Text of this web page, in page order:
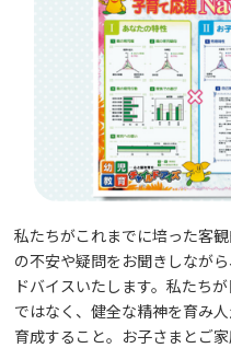
私たちがこれまでに培った客
の不安や疑問をお聞きしなが
ドバイスいたします。私たち
ではなく、健全な精神を育み
育成すること。お子さまとご